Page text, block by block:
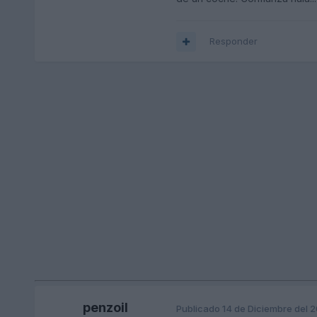
Responder
penzoil Publicado 14 de Diciembre del